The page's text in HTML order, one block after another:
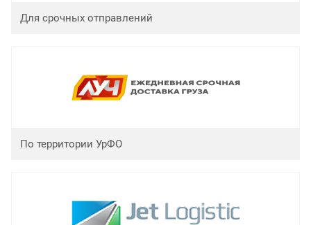
Для срочных отправлений
По территории УрФО